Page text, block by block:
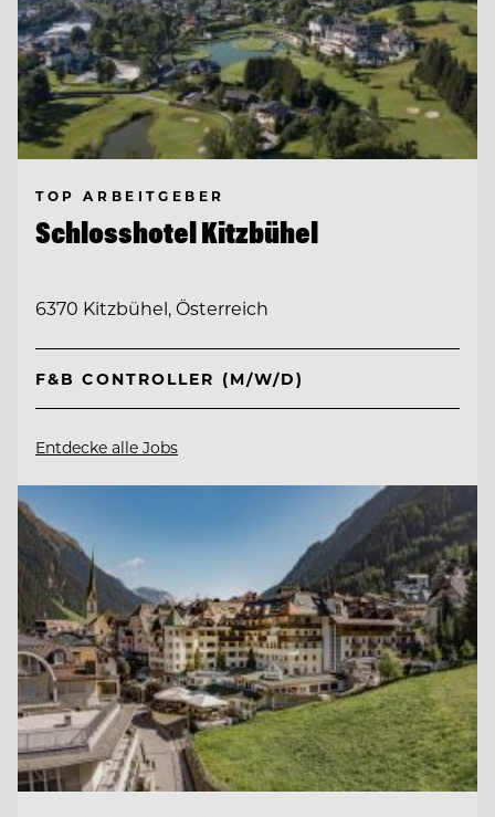
TOP ARBEITGEBER
Schlosshotel Kitzbühel
6370 Kitzbühel, Österreich
F&B CONTROLLER (M/W/D)
Entdecke alle Jobs